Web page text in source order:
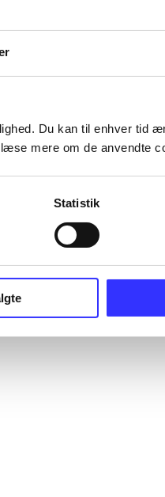
Du kan til enhver tid
mere om de anvendte
Statistik